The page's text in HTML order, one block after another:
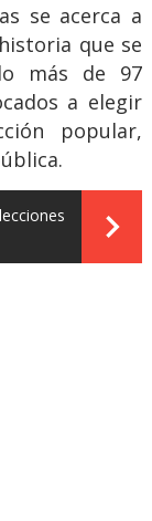
se acerca a
que se
más de 97
a elegir
popular,